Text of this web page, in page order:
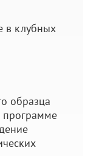
в клубных
образца